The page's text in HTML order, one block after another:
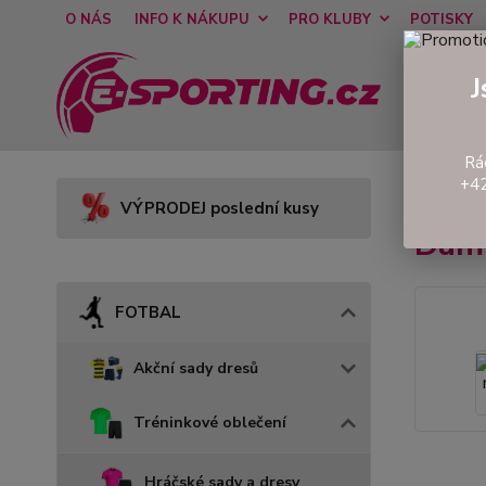
O NÁS INFO K NÁKUPU PRO KLUBY POTISKY
VÝPRODEJ poslední kusy
FOTBAL
Akční sady dresů
Tréninkové oblečení